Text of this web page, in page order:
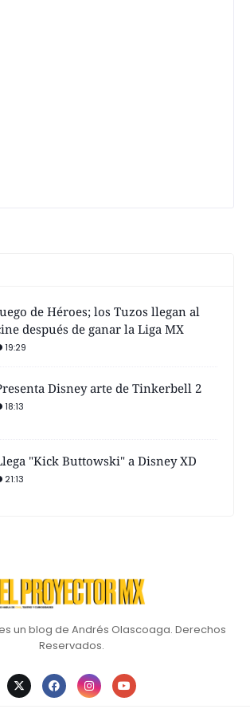
de Héroes; los Tuzos llegan al
después de ganar la Liga MX
19:29
Disney arte de Tinkerbell 2
18:13
"Kick Buttowski" a Disney XD
21:13
un blog de Andrés Olascoaga. Derechos
Reservados.